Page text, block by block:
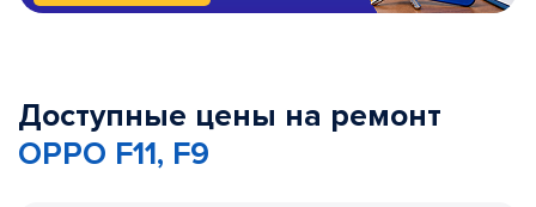
Доступные цены на ремонт
OPPO F11, F9